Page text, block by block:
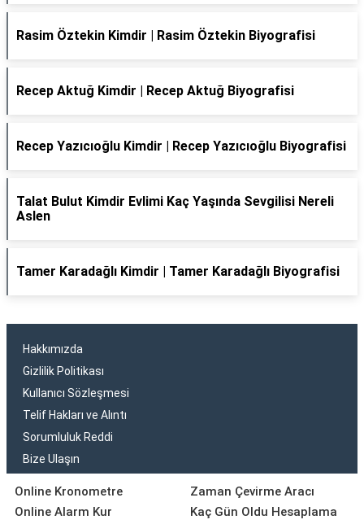
Rasim Öztekin Kimdir | Rasim Öztekin Biyografisi
Recep Aktuğ Kimdir | Recep Aktuğ Biyografisi
Recep Yazıcıoğlu Kimdir | Recep Yazıcıoğlu Biyografisi
Talat Bulut Kimdir Evlimi Kaç Yaşında Sevgilisi Nereli
Aslen
Tamer Karadağlı Kimdir | Tamer Karadağlı Biyografisi
Hakkımızda
Gizlilik Politikası
Kullanıcı Sözleşmesi
Telif Hakları ve Alıntı
Sorumluluk Reddi
Bize Ulaşın
Online Kronometre
Online Alarm Kur
Zaman Çevirme Aracı
Kaç Gün Oldu Hesaplama